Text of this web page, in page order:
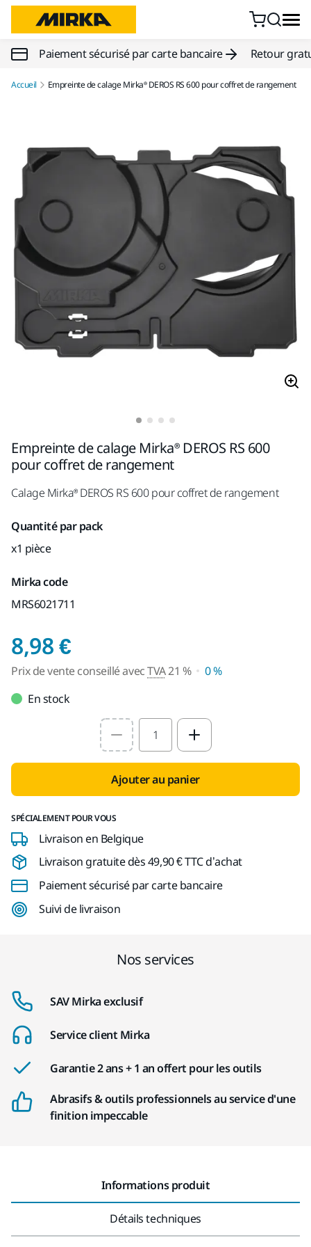
Paiement sécurisé par carte bancaire Retour
Accueil Empreinte de calage Mirka® DEROS RS 600 pour coffret de rangement
Empreinte de calage Mirka® DEROS RS 600
pour coffret de rangement
Calage Mirka® DEROS RS 600 pour coffret de rangement
Quantité par pack
x1 pièce
Mirka code
MRS6021711
8,98 €Prix de vente conseillé
Prix de vente conseillé avecTVA21 %
0 %
En stock
Select quantity value
Ajouter au panier
SPÉCIALEMENT POUR VOUS
Livraison en Belgique
Livraison gratuite dès 49,90 € TTC d’achat
Paiement sécurisé par carte bancaire
Suivi de livraison
Nos services
SAV Mirka exclusif
Service client Mirka
Garantie 2 ans + 1 an offert pour les outils
Abrasifs & outils professionnels au service d'une
finition impeccable
Informations produit
Détails techniques